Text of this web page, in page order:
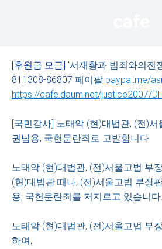
[후원금 모금] '서재황과 범죄와의전
811308-86807 페이팔 paypal.me/
https://cafe.daum.net/justice2007/
[국민감사] 노태악 (현)대법관, (전)
권남용, 국헌문란죄로 고발합니다
노태악 (현)대법관, (전)서울고법 부
(현)대법관 때나, (전)서울고법 부장
용, 국헌문란죄를 저지르고 있습니다.
노태악 (현)대법관, (전)서울고법 부
하여,